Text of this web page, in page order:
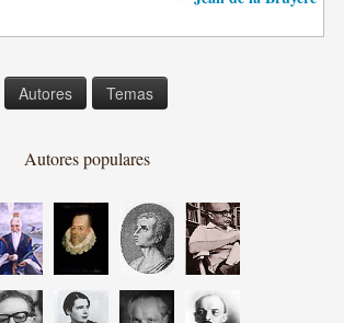
Autores Temas
Autores populares